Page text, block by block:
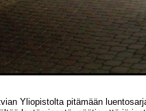
Yliopistolta pitämään